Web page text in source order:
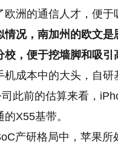
洲的通信人才，便于
情况，南加州的欧文
，便于挖墙脚和吸引
机成本中的大头，自
此前的估算来看，
X55基带。
产研格局中，苹果